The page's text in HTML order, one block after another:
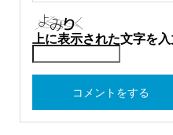
上に表示された文字を入